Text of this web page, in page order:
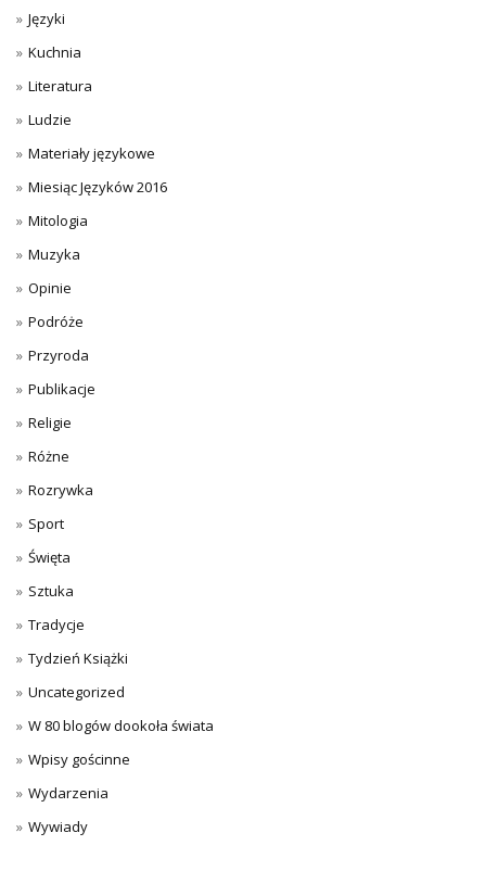
Języki
Kuchnia
Literatura
Ludzie
Materiały językowe
Miesiąc Języków 2016
Mitologia
Muzyka
Opinie
Podróże
Przyroda
Publikacje
Religie
Różne
Rozrywka
Sport
Święta
Sztuka
Tradycje
Tydzień Książki
Uncategorized
W 80 blogów dookoła świata
Wpisy gościnne
Wydarzenia
Wywiady